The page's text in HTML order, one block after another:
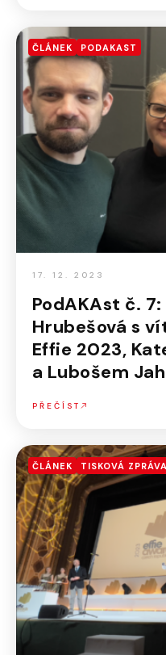
ČLÁNEK PODAKAST
17. 12. 2023
PodAKAst č.
Hrubešová s
Effie 2023,
a Lubošem
PŘEČÍST
ČLÁNEK TISKOVÁ ZPRÁVA